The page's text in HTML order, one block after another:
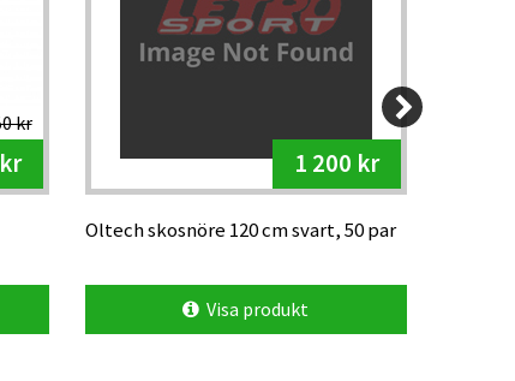
kr
1 200 kr
Oltech skosnöre 120 cm svart, 50 par
Visa produkt